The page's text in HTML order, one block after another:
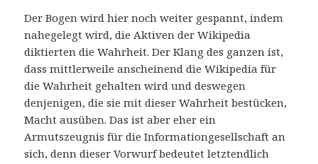
Der Bogen wird hier noch weiter gespannt, indem
nahegelegt wird, die Aktiven der Wikipedia
diktierten die Wahrheit. Der Klang des ganzen ist,
dass mittlerweile anscheinend die Wikipedia für
die Wahrheit gehalten wird und deswegen
denjenigen, die sie mit dieser Wahrheit bestücken,
Macht ausüben. Das ist aber eher ein
Armutszeugnis für die Informationgesellschaft an
sich, denn dieser Vorwurf bedeutet letztendlich